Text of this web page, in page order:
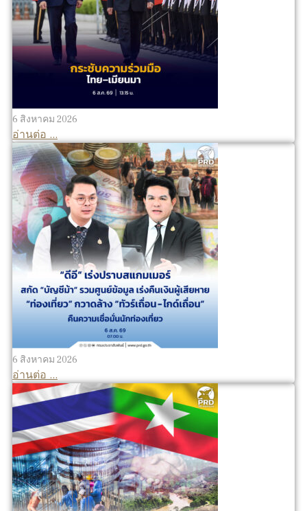
6 สิงหาคม 2026
อ่านต่อ ...
6 สิงหาคม 2026
อ่านต่อ ...